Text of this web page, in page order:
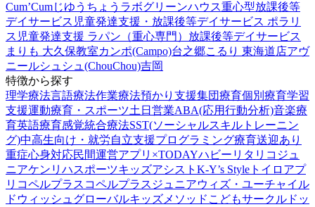
Cum’Cumじゆうちょうラボグリーンハウス重心型放課後等
デイサービス 児童発達支援・放課後等デイサービス ポラリ
ス 児童発達支援 ラパン（重心専門） 放課後等デイサービス
まりも 大久保教室カンポ(Campo)台之郷こるり 東海道店アヴ
ニールシュシュ(ChouChou)吉岡
特徴から探す
理学療法言語療法作業療法預かり支援集団療育個別療育学習
支援運動療育・スポーツ土日営業ABA(応用行動分析)音楽療
育英語療育感覚統合療法SST(ソーシャルスキルトレーニン
グ)中高生向け・就労自立支援プログラミング療育送迎あり
重症心身対応民間運営アプリ×TODAYハビー リタリコジュ
ニアケンリハスポーツキッズアシスト K-Y’s Style トイロ アプ
リ コペルプラス コペルプラスジュニアウィズ・ユーチャイル
ドウィッシュ グローバルキッズメソッド こどもサークル ドッ